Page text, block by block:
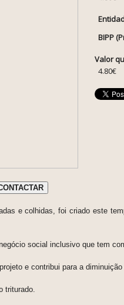
BIPP
Valor
4.80€
e colhidas, foi criado este
negócio social inclusivo que tem
e contribui para a
triturado.